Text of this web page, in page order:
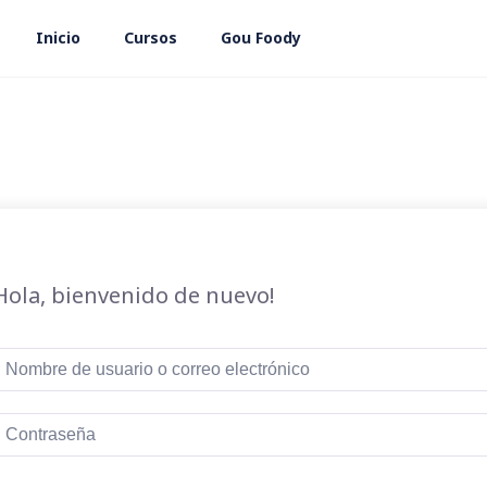
Inicio Cursos Gou Foody
bienvenido de nuevo!